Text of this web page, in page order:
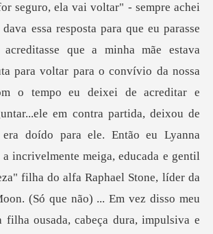
seguro, ela vai voltar" - sempre achei
essa resposta para que eu parasse
que a minha mãe estava
para voltar para o convívio da nossa
o tempo eu deixei de acreditar e
em contra partida, deixou de
era doído para ele. Então eu Lyanna
a incrivelmente meiga, educada e gentil
filha do alfa Raphael Stone, líder da
(Só que não) ... Em vez disso meu
filha ousada, cabeça dura, impulsiva e